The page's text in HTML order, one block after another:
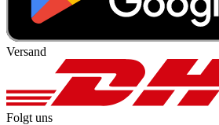
Versand
Folgt uns